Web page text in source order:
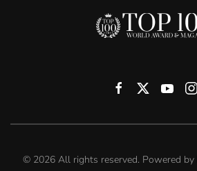
© 2026 All rights reserved. Powered by